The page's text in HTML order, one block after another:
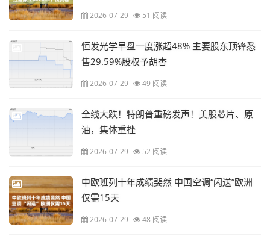
2026-07-29 51 阅读
恒发光学早盘一度涨超48% 主要股东顶锋悉
售29.59%股权予胡杏
2026-07-29 49 阅读
全线大跌！特朗普重磅发声！美股芯片、原
油，集体重挫
2026-07-29 52 阅读
中欧班列十年成绩斐然 中国空调“闪送”欧洲
仅需15天
2026-07-29 48 阅读